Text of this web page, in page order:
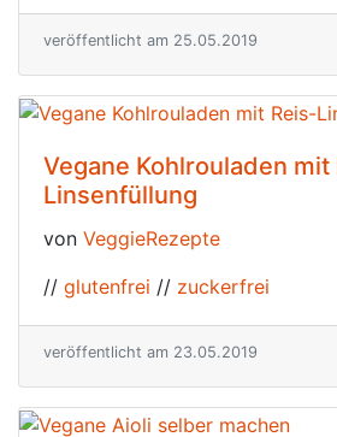
veröffentlicht am 25.05.2019
Vegane Kohlrouladen mit
Linsenfüllung
von VeggieRezepte
// glutenfrei // zuckerfrei
veröffentlicht am 23.05.2019